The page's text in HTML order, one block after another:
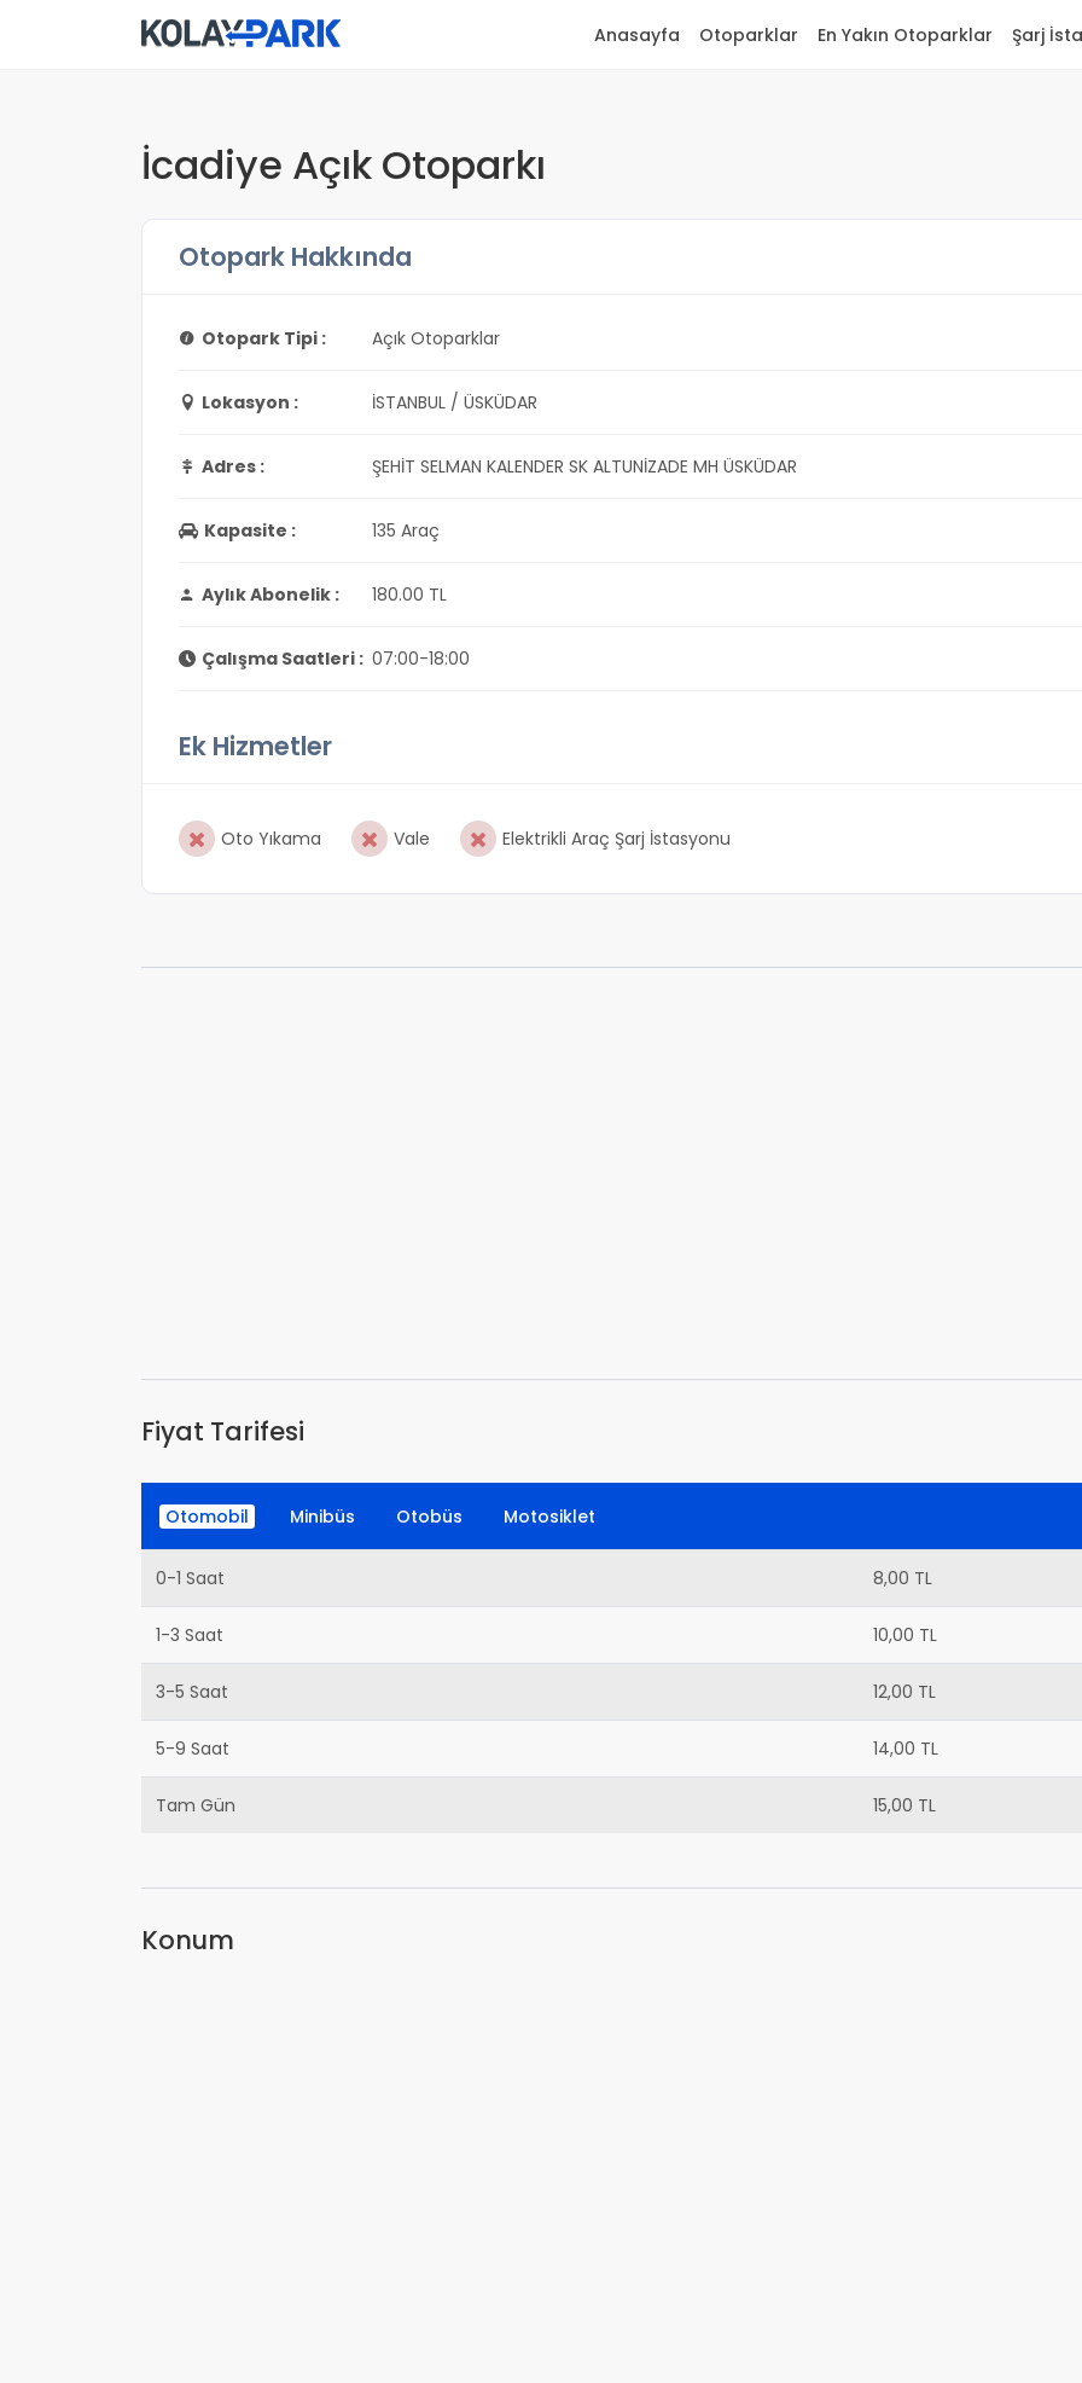
Anasayfa Otoparklar En Yakın Otoparklar Şarj
İcadiye Açık Otoparkı
Otopark Hakkında
Otopark Tipi : Açık Otoparklar
Lokasyon : İSTANBUL / ÜSKÜDAR
Adres : ŞEHİT SELMAN KALENDER SK ALTUNİZADE MH ÜSKÜDAR
Kapasite : 135 Araç
Aylık Abonelik : 180.00 TL
Çalışma Saatleri : 07:00-18:00
Ek Hizmetler
Oto Yıkama Vale Elektrikli Araç Şarj İstasyonu
Fiyat Tarifesi
Otomobil Minibüs Otobüs Motosiklet
0-1 Saat 8,00 TL
1-3 Saat 10,00 TL
3-5 Saat 12,00 TL
5-9 Saat 14,00 TL
Tam Gün 15,00 TL
Konum